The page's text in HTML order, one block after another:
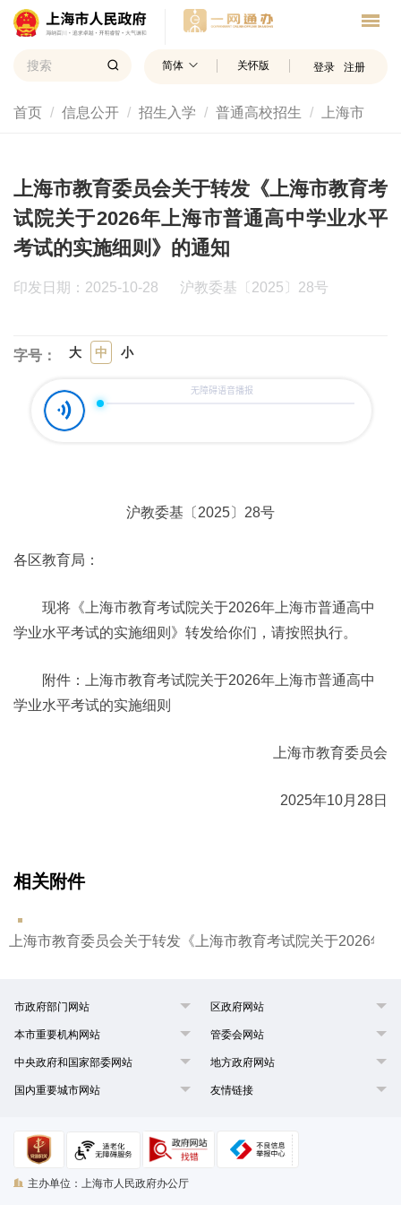
简体 关怀版 登录 注册
首页 信息公开 招生入学 普通高校招生 上海市
上海市教育委员会关于转发《上海市教育考
试院关于2026年上海市普通高中学业水平
考试的实施细则》的通知
印发日期：2025-10-28 沪教委基〔2025〕28号
字号： 大 中 小
沪教委基〔2025〕28号
各区教育局：
现将《上海市教育考试院关于2026年上海市普通高中
学业水平考试的实施细则》转发给你们，请按照执行。
附件：上海市教育考试院关于2026年上海市普通高中
学业水平考试的实施细则
上海市教育委员会
2025年10月28日
相关附件
上海市教育委员会关于转发《上海市教育考试院关于2026年
市政府部门网站 区政府网站
本市重要机构网站 管委会网站
中央政府和国家部委网站 地方政府网站
国内重要城市网站 友情链接
主办单位：上海市人民政府办公厅